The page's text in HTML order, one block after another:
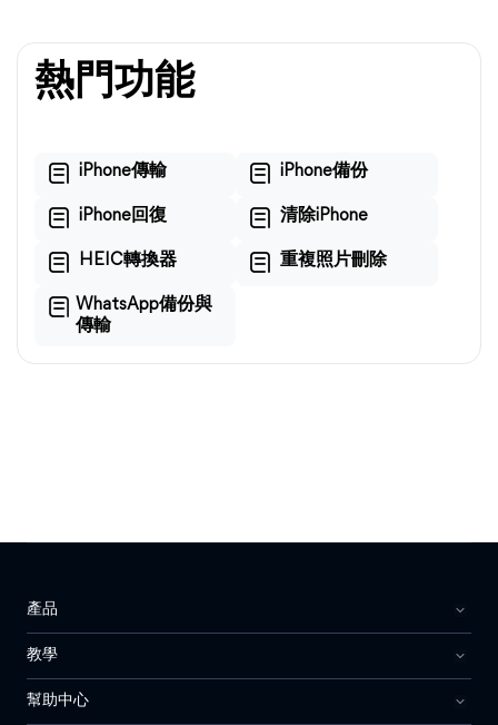
熱門功能
iPhone傳輸 iPhone備份
iPhone回復 清除iPhone
HEIC轉換器 重複照片刪除
WhatsApp備份與
傳輸
產品
教學
幫助中心